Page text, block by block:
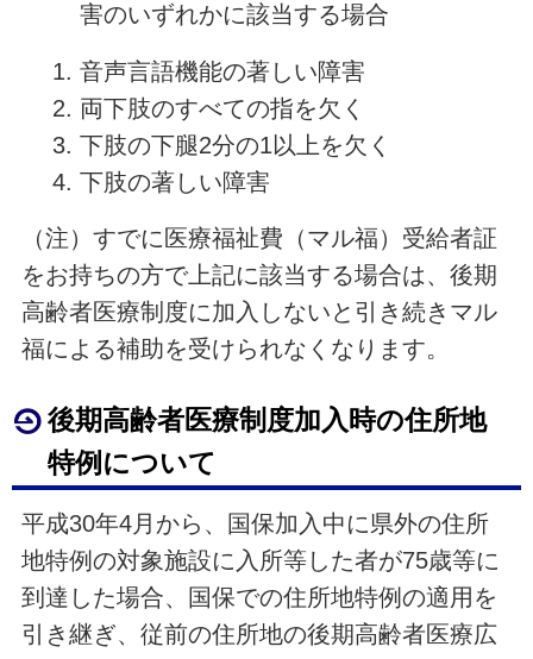
害のいずれかに該当する場合
音声言語機能の著しい障害
両下肢のすべての指を欠く
下肢の下腿2分の1以上を欠く
下肢の著しい障害
（注）すでに医療福祉費（マル福）受給者証
をお持ちの方で上記に該当する場合は、後期
高齢者医療制度に加入しないと引き続きマル
福による補助を受けられなくなります。
後期高齢者医療制度加入時の住所地
特例について
平成30年4月から、国保加入中に県外の住所
地特例の対象施設に入所等した者が75歳等に
到達した場合、国保での住所地特例の適用を
引き継ぎ、従前の住所地の後期高齢者医療広